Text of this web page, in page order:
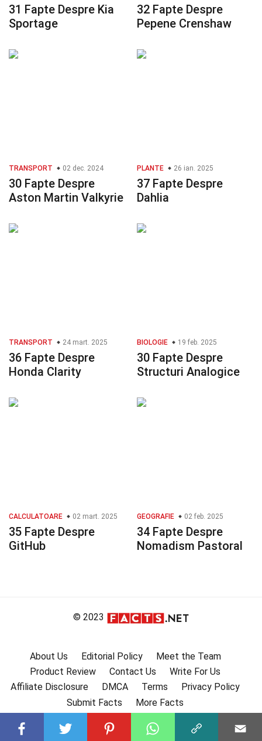
31 Fapte Despre Kia
Sportage
32 Fapte Despre
Pepene Crenshaw
TRANSPORT 02 dec. 2024
30 Fapte Despre
Aston Martin Valkyrie
PLANTE 26 ian. 2025
37 Fapte Despre
Dahlia
TRANSPORT 24 mart. 2025
36 Fapte Despre
Honda Clarity
BIOLOGIE 19 feb. 2025
30 Fapte Despre
Structuri Analogice
CALCULATOARE 02 mart. 2025
35 Fapte Despre
GitHub
GEOGRAFIE 02 feb. 2025
34 Fapte Despre
Nomadism Pastoral
© 2023
About Us Editorial Policy
Meet the Team
Product Review
Contact Us
Write For Us
Affiliate Disclosure
DMCA Terms
Privacy Policy
Submit Facts
More Facts